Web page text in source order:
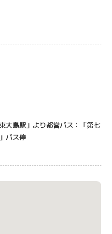
大島駅」より都営バス：「第七
バス停